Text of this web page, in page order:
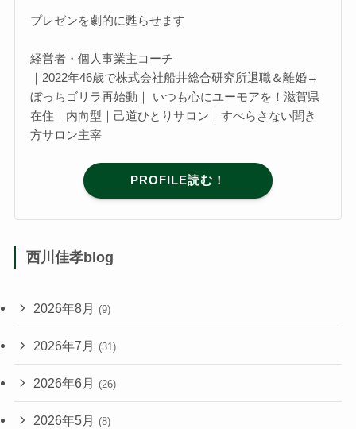
プレゼンを劇的に甦らせます
経営者・個人事業主コーチ
｜2022年46歳で株式会社船井総合研究所退職＆離婚→
ぼっちゴリラ再始動｜ いつも心にユーモアを！滋賀県
在住｜内向型｜己道ひとりサロン｜すべらさない聞き
方サロン主宰
PROFILE読む！
西川佳孝blog
2026年8月 (9)
2026年7月 (31)
2026年6月 (26)
2026年5月 (8)